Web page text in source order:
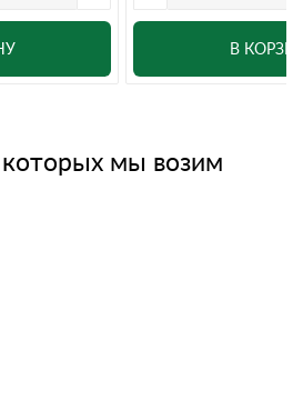
В
мы возим